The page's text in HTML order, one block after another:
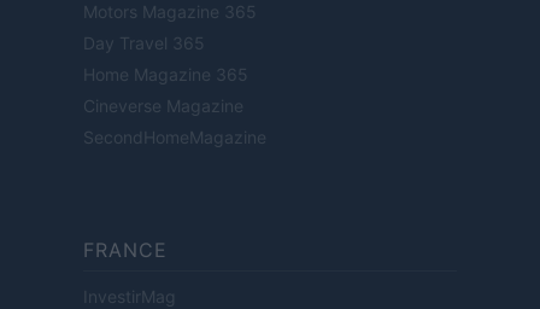
Motors Magazine 365
Day Travel 365
Home Magazine 365
Cineverse Magazine
SecondHomeMagazine
FRANCE
InvestirMag